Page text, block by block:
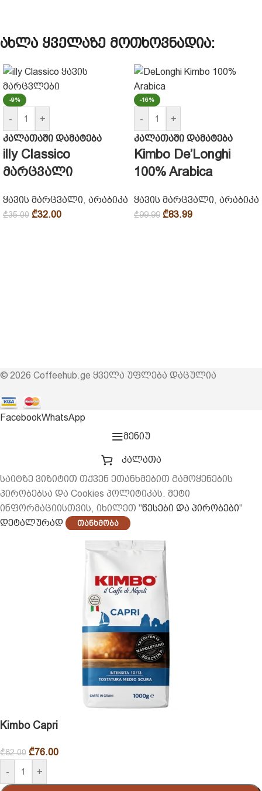
ახლა ყველაზე მოთხოვნადია:
-9%
-
+
კალათაში დამატება
illy Classico
მარცვალი
ყავის მარცვალი, არაბიკა
₾35.00 ₾32.00
-16%
-
+
კალათაში დამატება
Kimbo De’Longhi
100% Arabica
ყავის მარცვალი, არაბიკა
₾99.99 ₾83.99
© 2026 Coffeehub.ge ყველა უფლება დაცულია
FacebookWhatsApp
მენიუ
კალათა
საიტზე ვიზიტით თქვენ ეთანხმებით გამოყენების
პირობებსა და Cookies პოლიტიკას. მეტი
ინფორმაციისთვის, იხილეთ "წესები და პირობები"
დეტალურად
Თანხმობა
Kimbo Capri
₾82.00 ₾76.00
- +